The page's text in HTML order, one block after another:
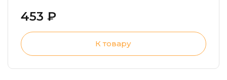
453 ₽
К товару